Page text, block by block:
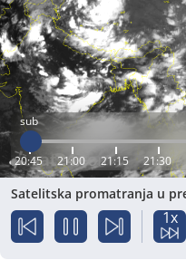
sub
20:45 21:00 21:15 21:30
Satelitska promatranja u
1x